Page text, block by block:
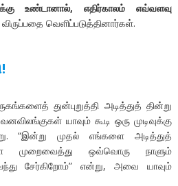
உண்டானால், எதிர்காலம் எவ்வளவு
வெளிப்படுத்தினார்கள்.
துன்புறுத்தி அடித்துத் தின்று
யாவும் கூடி ஒரு முடிவுக்கு
“இன்று முதல் எங்களை அடித்துத்
முறைவைத்து ஒவ்வொரு நாளும்
சேர்கிறோம்” என்று, அவை யாவும்